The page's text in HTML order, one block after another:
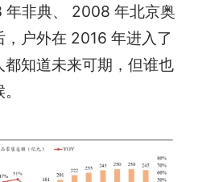
非典、 2008 年北京奥
户外在 2016 年进入了
知道未来可期，但谁也